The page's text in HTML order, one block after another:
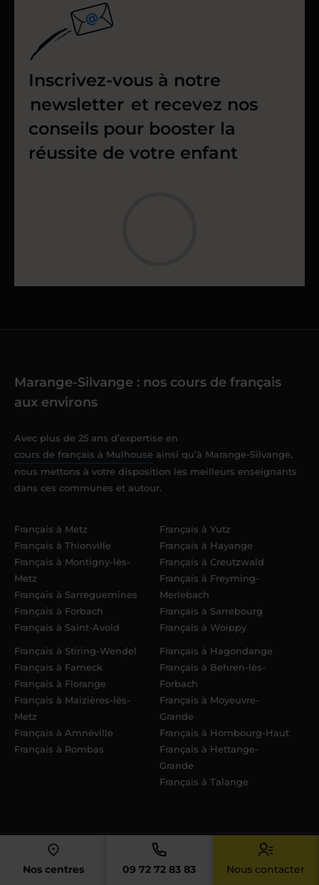
Nos centres 09 72 72 83 83 Nous contacter
Inscrivez-vous à notre
newsletter et recevez nos
conseils pour booster la
réussite de votre enfant
Marange-Silvange : nos cours de français
aux environs
Avec plus de 25 ans d’expertise en
cours de français à Mulhouse ainsi qu’à Marange-Silvange,
nous mettons à votre disposition les meilleurs enseignants
dans ces communes et autour.
Français à Metz
Français à Thionville
Français à Montigny-lès-
Metz
Français à Sarreguemines
Français à Forbach
Français à Saint-Avold
Français à Yutz
Français à Hayange
Français à Creutzwald
Français à Freyming-
Merlebach
Français à Sarrebourg
Français à Woippy
Français à Stiring-Wendel
Français à Fameck
Français à Florange
Français à Maizières-lès-
Metz
Français à Amnéville
Français à Rombas
Français à Hagondange
Français à Behren-lès-
Forbach
Français à Moyeuvre-
Grande
Français à Hombourg-Haut
Français à Hettange-
Grande
Français à Talange
Accueil › Cartes produits supérieur – toutes matières